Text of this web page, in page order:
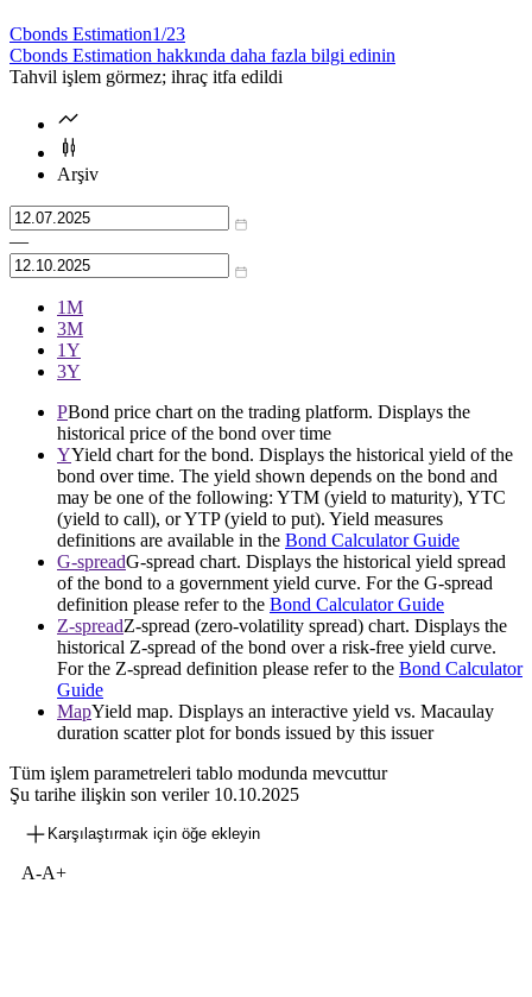
Cbonds Estimation1/23
Cbonds Estimation hakkında daha fazla bilgi edinin
Tahvil işlem görmez; ihraç itfa edildi
Arşiv
—
1М
3М
1Y
3Y
PBond price chart on the trading platform. Displays the
historical price of the bond over time
YYield chart for the bond. Displays the historical yield of the
bond over time. The yield shown depends on the bond and
may be one of the following: YTM (yield to maturity), YTC
(yield to call), or YTP (yield to put). Yield measures
definitions are available in the Bond Calculator Guide
G-spreadG-spread chart. Displays the historical yield spread
of the bond to a government yield curve. For the G-spread
definition please refer to the Bond Calculator Guide
Z-spreadZ-spread (zero-volatility spread) chart. Displays the
historical Z-spread of the bond over a risk-free yield curve.
For the Z-spread definition please refer to the Bond Calculator
Guide
MapYield map. Displays an interactive yield vs. Macaulay
duration scatter plot for bonds issued by this issuer
Tüm işlem parametreleri tablo modunda mevcuttur
Şu tarihe ilişkin son veriler 10.10.2025
Karşılaştırmak için öğe ekleyin